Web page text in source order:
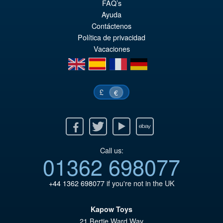
PRÉ COMMANDE
FAQ’s
Ayuda
Contáctenos
Política de privacidad
Vacaciones
en
es fr de
£ €
Twitter Youtube Ebay
Call us:
01362 698077
+44 1362 698077if you're not in the UK
Kapow Toys
21 Bertie Ward Way